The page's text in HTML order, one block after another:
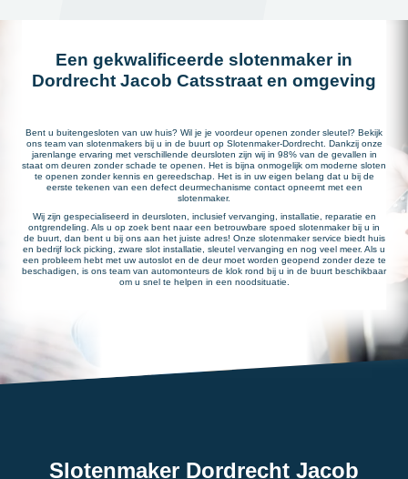
Een gekwalificeerde slotenmaker in
Dordrecht Jacob Catsstraat en omgeving
Bent u buitengesloten van uw huis? Wil je je voordeur openen zonder sleutel? Bekijk
ons team van slotenmakers bij u in de buurt op Slotenmaker-Dordrecht. Dankzij onze
jarenlange ervaring met verschillende deursloten zijn wij in 98% van de gevallen in
staat om deuren zonder schade te openen. Het is bijna onmogelijk om moderne sloten
te openen zonder kennis en gereedschap. Het is in uw eigen belang dat u bij de
eerste tekenen van een defect deurmechanisme contact opneemt met een
slotenmaker.
Wij zijn gespecialiseerd in deursloten, inclusief vervanging, installatie, reparatie en
ontgrendeling. Als u op zoek bent naar een betrouwbare spoed slotenmaker bij u in
de buurt, dan bent u bij ons aan het juiste adres! Onze slotenmaker service biedt huis
en bedrijf lock picking, zware slot installatie, sleutel vervanging en nog veel meer. Als u
een probleem hebt met uw autoslot en de deur moet worden geopend zonder deze te
beschadigen, is ons team van automonteurs de klok rond bij u in de buurt beschikbaar
om u snel te helpen in een noodsituatie.
Slotenmaker Dordrecht Jacob